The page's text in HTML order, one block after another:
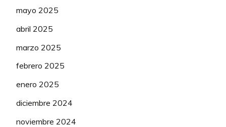
mayo 2025
abril 2025
marzo 2025
febrero 2025
enero 2025
diciembre 2024
noviembre 2024